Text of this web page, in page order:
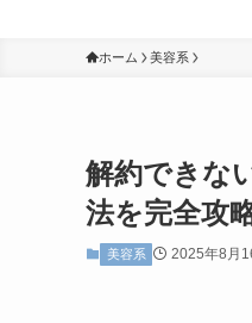
ホーム 美容系
解約できな
法を完全攻
美容系 2025年8月